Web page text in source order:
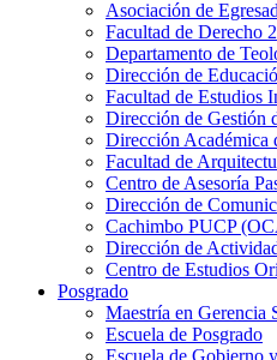
Asociación de
Facultad de Derecho 2
Departamento de
Dirección de
Facultad de Estudios
Dirección de Gestión
Dirección Académica
Facultad de
Centro de Asesoría
Dirección de
Cachimbo PUCP
Dirección de
Centro de Estudios
Posgrado
Maestría en Gerencia
Escuela de Posgrado
Escuela de Gobierno